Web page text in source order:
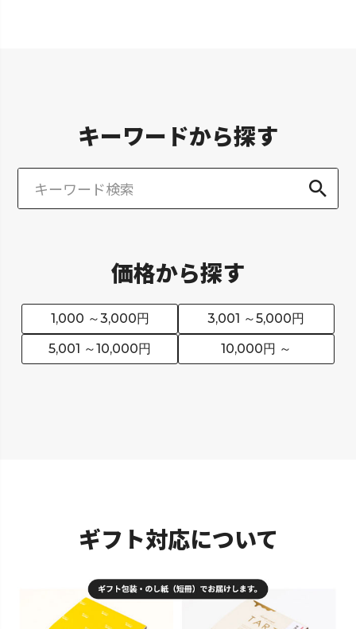
キーワードから探す
価格から探す
1,000 ～3,000円
3,001 ～5,000円
5,001 ～10,000円
10,000円 ～
ギフト対応について